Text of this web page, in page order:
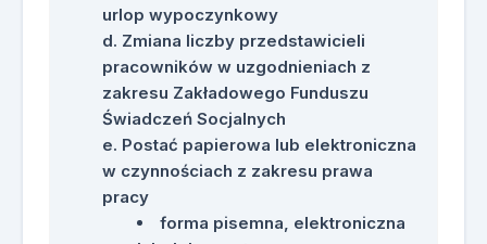
urlop wypoczynkowy
Zmiana liczby przedstawicieli
pracowników w uzgodnieniach z
zakresu Zakładowego Funduszu
Świadczeń Socjalnych
Postać papierowa lub elektroniczna
w czynnościach z zakresu prawa
pracy
forma pisemna, elektroniczna